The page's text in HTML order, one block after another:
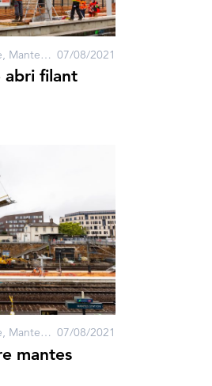
Mantes Station, Mantes-la-Jolie, Mantes-la-Ville 07/08/2021
abri filant
Mantes Station, Mantes-la-Jolie, Mantes-la-Ville 07/08/2021
mantes